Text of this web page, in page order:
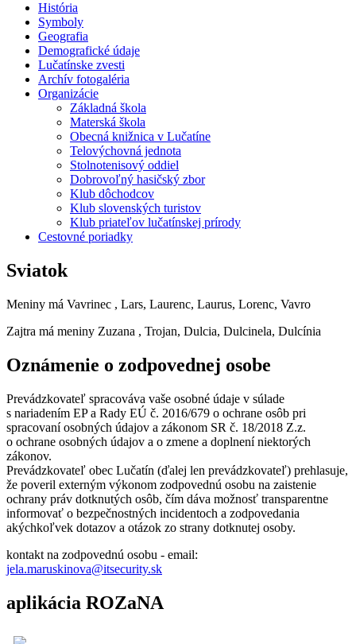
História
Symboly
Geografia
Demografické údaje
Lučatínske zvesti
Archív fotogaléria
Organizácie
Základná škola
Materská škola
Obecná knižnica v Lučatíne
Telovýchovná jednota
Stolnotenisový oddiel
Dobrovoľný hasičský zbor
Klub dôchodcov
Klub slovenských turistov
Klub priateľov lučatínskej prírody
Cestovné poriadky
Sviatok
Meniny má Vavrinec , Lars, Laurenc, Laurus, Lorenc, Vavro
Zajtra má meniny Zuzana , Trojan, Dulcia, Dulcinela, Dulcínia
Oznámenie o zodpovednej osobe
Prevádzkovateľ spracováva vaše osobné údaje v súlade
s nariadením EP a Rady EÚ č. 2016/679 o ochrane osôb pri
spracovaní osobných údajov a zákonom SR č. 18/2018 Z.z.
o ochrane osobných údajov a o zmene a doplnení niektorých
zákonov.
Prevádzkovateľ obec Lučatín (ďalej len prevádzkovateľ) prehlasuje,
že poveril externým výkonom zodpovednú osobu na zaistenie
ochrany práv dotknutých osôb, čím dáva možnosť transparentne
informovať o bezpečnostných incidentoch a zodpovedania
akýchkoľvek dotazov a otázok zo strany dotknutej osoby.
kontakt na zodpovednú osobu - email:
jela.maruskinova@itsecurity.sk
aplikácia ROZaNA